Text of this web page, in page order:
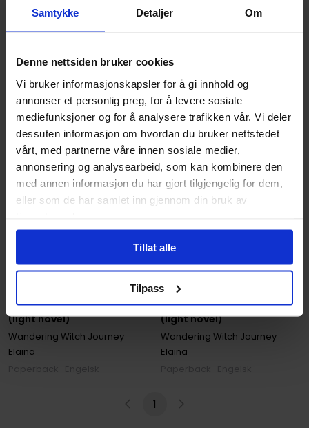
Samtykke Detaljer Om
Denne nettsiden bruker cookies
Vi bruker informasjonskapsler for å gi innhold og
annonser et personlig preg, for å levere sosiale
mediefunksjoner og for å analysere trafikken vår. Vi deler
dessuten informasjon om hvordan du bruker nettstedet
vårt, med partnerne våre innen sosiale medier,
annonsering og analysearbeid, som kan kombinere den
med annen informasjon du har gjort tilgjengelig for dem,
eller som de har samlet inn gjennom din bruk av
Tillat alle
Tilpass
Journey of Elaina, Vol. 11
(light novel)
Azure,Jougi Shiraishi
Wandering Witch Journey
Elaina
10 Medlem
Ikke på nettlager
Wandering Witch: The
Journey of Elaina, Vol. 10
(light novel)
Azure,Jougi Shiraishi
Wandering Witch Journey
Elaina
179
1